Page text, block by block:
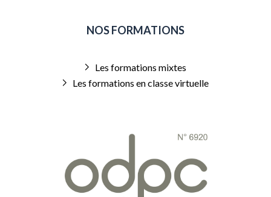
NOS FORMATIONS
Les formations mixtes
Les formations en classe virtuelle